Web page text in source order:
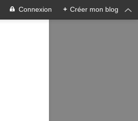
Connexion + Créer mon blog